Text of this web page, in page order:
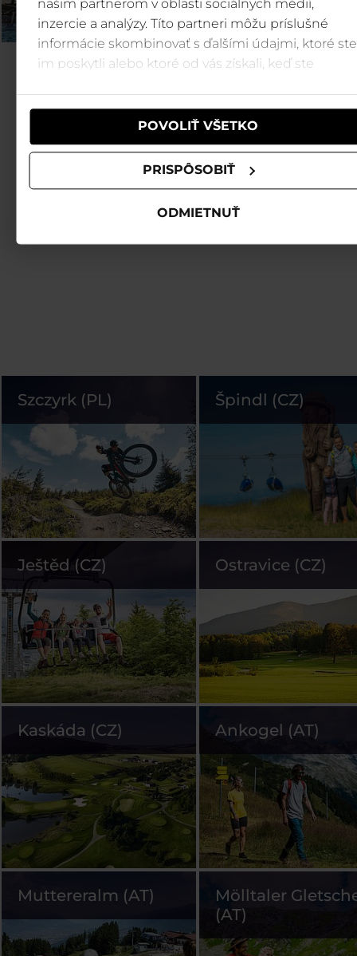
našim partnerom v oblasti sociálnych médií,
inzercie a analýzy. Títo partneri môžu príslušné
informácie skombinovať s ďalšími údajmi, ktoré ste
im poskytli alebo ktoré od vás získali, keď ste
POVOLIŤ VŠETKO
PRISPÔSOBIŤ
ODMIETNUŤ
Szczyrk (PL) Špindl (CZ)
Ještěd (CZ) Ostravice (CZ)
Kaskáda (CZ) Ankogel (AT)
Muttereralm (AT)
Mölltaler
(AT)